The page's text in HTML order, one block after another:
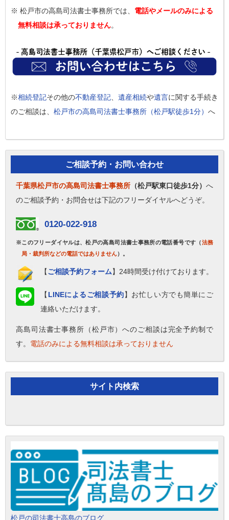
※ 松戸市の高島司法書士事務所では、 電話やメールのみによる
無料相談は承っておりません。
※相続登記その他の不動産登記、 遺産相続や遺言に関する手続き
のご相談は、 松戸市の高島司法書士事務所（松戸駅徒歩1分） へ
ご相談予約・お問い合わせ
千葉県松戸市の高島司法書士事務所 （松戸駅東口徒歩1分） へ
のご相談予約・お問合せは下記のフリーダイヤルへどうぞ。
0120-022-918
※このフリーダイヤルは、松戸の高島司法書士事務所の電話番号です（法務
局・裁判所などの電話ではありません）。
【ご相談予約フォーム】24時間受け付けております。
【 LINEによるご相談予約】お忙しい方でも簡単にご
連絡いただけます。
高島司法書士事務所（松戸市）へのご相談は完全予約制で
す。 電話のみによる無料相談は承っておりません
サイト内検索
松戸の司法書士高島のブログ